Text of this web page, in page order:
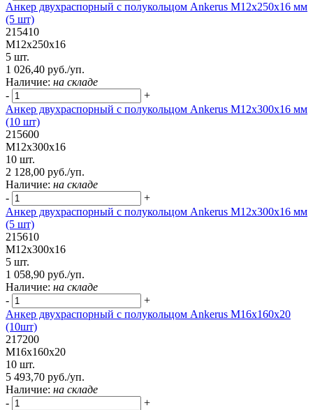
Анкер двухраспорный с полукольцом Ankerus М12х250х16 мм
(5 шт)
215410
М12х250х16
5 шт.
1 026,40 руб./уп.
Наличие: на складе
-
+
Анкер двухраспорный с полукольцом Ankerus М12х300х16 мм
(10 шт)
215600
М12х300х16
10 шт.
2 128,00 руб./уп.
Наличие: на складе
-
+
Анкер двухраспорный с полукольцом Ankerus М12х300х16 мм
(5 шт)
215610
М12х300х16
5 шт.
1 058,90 руб./уп.
Наличие: на складе
-
+
Анкер двухраспорный с полукольцом Ankerus М16х160х20
(10шт)
217200
М16х160х20
10 шт.
5 493,70 руб./уп.
Наличие: на складе
-
+